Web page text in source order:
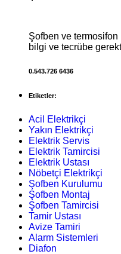
Şofben ve termosifon
bilgi ve tecrübe
0.543.726 6436
Etiketler:
Acil Elektrikçi
Yakın Elektrikçi
Elektrik Servis
Elektrik Tamircisi
Elektrik Ustası
Nöbetçi Elektrikçi
Şofben Kurulumu
Şofben Montaj
Şofben Tamircisi
Tamir Ustası
Avize Tamiri
Alarm Sistemleri
Diafon